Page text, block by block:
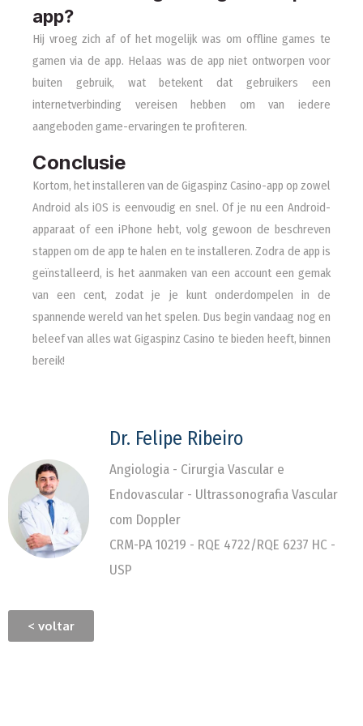
app?
Hij vroeg zich af of het mogelijk was om offline games te
gamen via de app. Helaas was de app niet ontworpen voor
buiten gebruik, wat betekent dat gebruikers een
internetverbinding vereisen hebben om van iedere
aangeboden game-ervaringen te profiteren.
Conclusie
Kortom, het installeren van de Gigaspinz Casino-app op zowel
Android als iOS is eenvoudig en snel. Of je nu een Android-
apparaat of een iPhone hebt, volg gewoon de beschreven
stappen om de app te halen en te installeren. Zodra de app is
geïnstalleerd, is het aanmaken van een account een gemak
van een cent, zodat je je kunt onderdompelen in de
spannende wereld van het spelen. Dus begin vandaag nog en
beleef van alles wat Gigaspinz Casino te bieden heeft, binnen
bereik!
Dr. Felipe Ribeiro
Angiologia - Cirurgia Vascular e
Endovascular - Ultrassonografia Vascular
com Doppler
CRM-PA 10219 - RQE 4722/RQE 6237 HC -
USP
< voltar